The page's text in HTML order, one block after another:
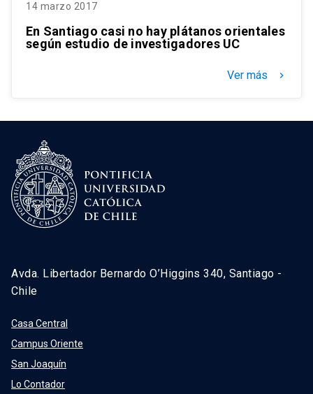
14 marzo 2017
En Santiago casi no hay plátanos orientales
según estudio de investigadores UC
Ver más keyboard_arrow_right
Avda. Libertador Bernardo O’Higgins 340, Santiago -
Chile
Casa Central
Campus Oriente
San Joaquín
Lo Contador